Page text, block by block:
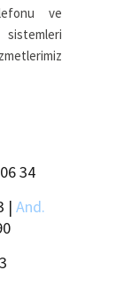
ve
34
| And.